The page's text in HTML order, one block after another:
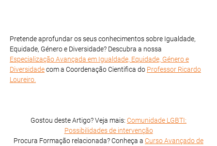
Pretende aprofundar os seus conhecimentos sobre Igualdade,
Equidade, Género e Diversidade? Descubra a nossa
Especialização Avançada em Igualdade, Equidade, Género e
Diversidadecom a Coordenação Cientifica do Professor Ricardo
Loureiro.
Gostou deste Artigo? Veja mais: Comunidade LGBTI:
Possibilidades de intervenção
Procura Formação relacionada? Conheça a Curso Avançado de